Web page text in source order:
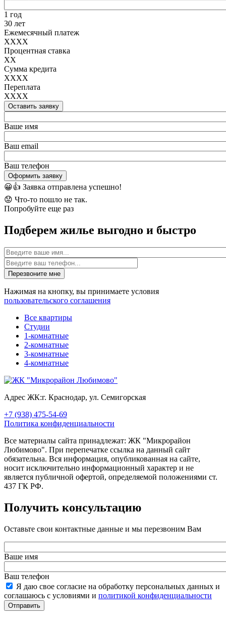
1 год
30 лет
Ежемесячный платеж
XXXX
Процентная ставка
XX
Сумма кредита
XXXX
Переплата
XXXX
Оставить заявку
Ваше имя
Ваш email
Ваш телефон
Оформить заявку
😀👍 Заявка отправлена успешно!
😟 Что-то пошло не так.
Попробуйте еще раз
Подберем жилье выгодно и быстро
Имя
Перезвоните мне
Нажимая на кнопку, вы принимаете условия
пользовательского соглашения
Все квартиры
Студии
1-комнатные
2-комнатные
3-комнатные
4-комнатные
Адрес ЖК:г. Краснодар, ул. Семигорская
+7 (938) 475-54-69
Политика конфиденциальности
Все материалы сайта принадлежат: ЖК "Микрорайон
Любимово". При перепечатке ссылка на данный сайт
обязательна. Вся информация, опубликованная на сайте,
носит исключительно информационный характер и не
является публичной офертой, определяемой положениями ст.
437 ГК РФ.
Получить консультацию
Оставьте свои контактные данные и мы перезвоним Вам
Ваше имя
Ваш телефон
Я даю свое согласие на обработку персональных данных и
соглашаюсь с условиями и политикой конфиденциальности
Отправить